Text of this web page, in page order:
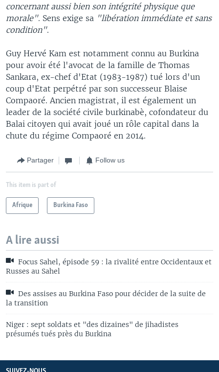
concernant aussi bien son intégrité physique que
morale". Sens exige sa "libération immédiate et sans
condition".
Guy Hervé Kam est notamment connu au Burkina
pour avoir été l'avocat de la famille de Thomas
Sankara, ex-chef d'Etat (1983-1987) tué lors d'un
coup d'Etat perpétré par son successeur Blaise
Compaoré. Ancien magistrat, il est également un
leader de la société civile burkinabè, cofondateur du
Balai citoyen qui avait joué un rôle capital dans la
chute du régime Compaoré en 2014.
Partager Follow us
This item is part of
Afrique Burkina Faso
A lire aussi
Focus Sahel, épisode 59 : la rivalité entre Occidentaux et
Russes au Sahel
Des assises au Burkina Faso pour décider de la suite de
la transition
Niger : sept soldats et "des dizaines" de jihadistes
présumés tués près du Burkina